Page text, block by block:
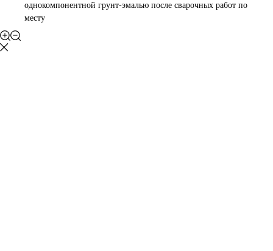
однокомпонентной грунт-эмалью после сварочных работ по
месту